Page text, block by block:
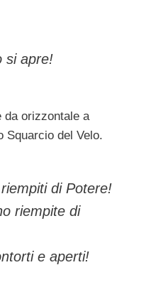
si apre!
da orizzontale a
Squarcio del Velo.
di Potere!
riempite di
e aperti!